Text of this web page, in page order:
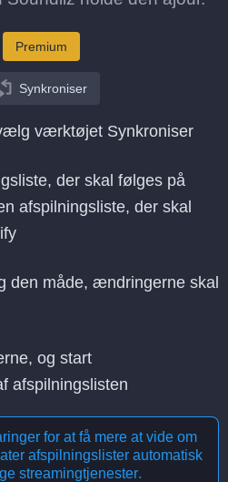
Premium
Synkroniser
værktøjet Synkroniser
der skal følges på
afspilningsliste, der skal
den måde, ændringerne skal
og start
afspilningslisten
for at få mere at vide om
afspilningslister automatisk
streamingtjenester.